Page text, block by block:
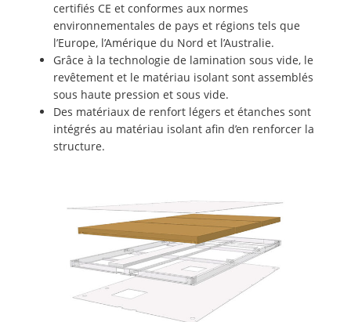
certifiés CE et conformes aux normes
environnementales de pays et régions tels que
l’Europe, l’Amérique du Nord et l’Australie.
Grâce à la technologie de lamination sous vide, le
revêtement et le matériau isolant sont assemblés
sous haute pression et sous vide.
Des matériaux de renfort légers et étanches sont
intégrés au matériau isolant afin d’en renforcer la
structure.